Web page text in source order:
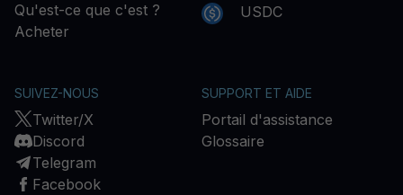
Qu'est-ce que c'est ?
Acheter
USDC
SUIVEZ-NOUS
Twitter/X
Discord
Telegram
Facebook
SUPPORT ET AIDE
Portail d'assistance
Glossaire